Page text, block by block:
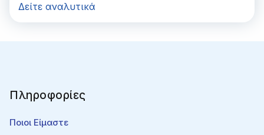
Δείτε αναλυτικά
Πληροφορίες
Ποιοι Είμαστε